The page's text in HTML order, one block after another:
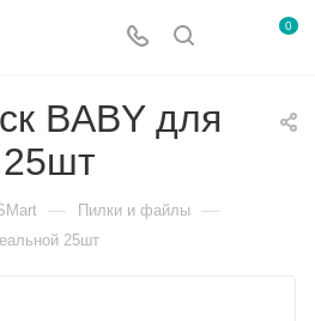
0
BABY для
— Пилки и файлы —
25шт